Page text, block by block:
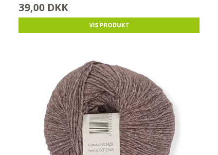
39,00 DKK
VIS PRODUKT